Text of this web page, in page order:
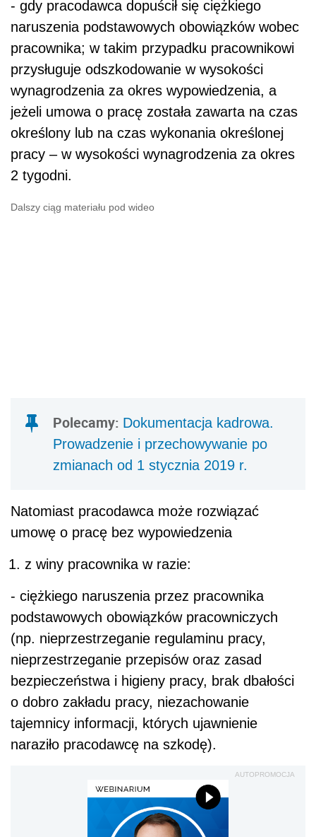
- gdy pracodawca dopuścił się ciężkiego
naruszenia podstawowych obowiązków wobec
pracownika; w takim przypadku pracownikowi
przysługuje odszkodowanie w wysokości
wynagrodzenia za okres wypowiedzenia, a
jeżeli umowa o pracę została zawarta na czas
określony lub na czas wykonania określonej
pracy – w wysokości wynagrodzenia za okres
2 tygodni.
Dalszy ciąg materiału pod wideo
Polecamy: Dokumentacja kadrowa.
Prowadzenie i przechowywanie po
zmianach od 1 stycznia 2019 r.
Natomiast pracodawca może rozwiązać
umowę o pracę bez wypowiedzenia
z winy pracownika w razie:
- ciężkiego naruszenia przez pracownika
podstawowych obowiązków pracowniczych
(np. nieprzestrzeganie regulaminu pracy,
nieprzestrzeganie przepisów oraz zasad
bezpieczeństwa i higieny pracy, brak dbałości
o dobro zakładu pracy, niezachowanie
tajemnicy informacji, których ujawnienie
naraziło pracodawcę na szkodę).
AUTOPROMOCJA